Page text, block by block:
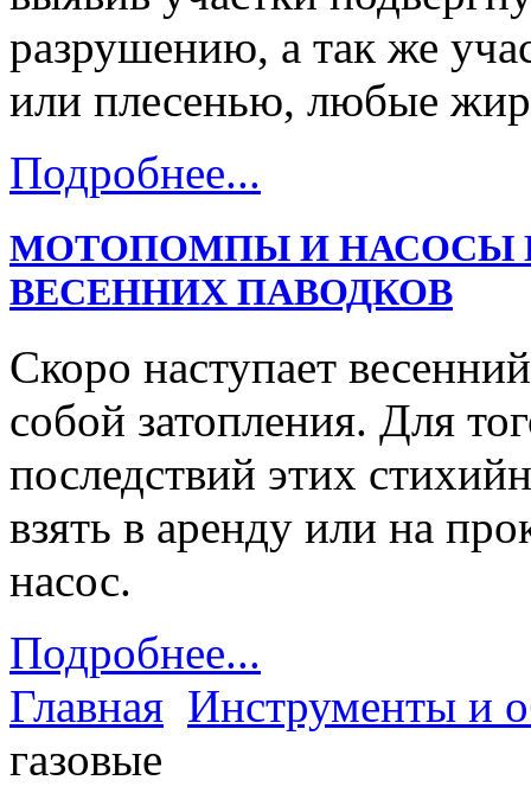
разрушению, а так же
или плесенью, любые
Подробнее...
МОТОПОМПЫ И НАСОСЫ
ВЕСЕННИХ ПАВОДКОВ
Скоро наступает
собой затопления. Для
последствий этих
взять в аренду или на
насос.
Подробнее...
Главная Инструменты и
газовые